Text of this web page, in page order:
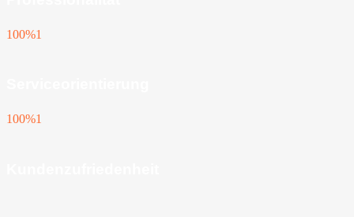
100%1
100%1